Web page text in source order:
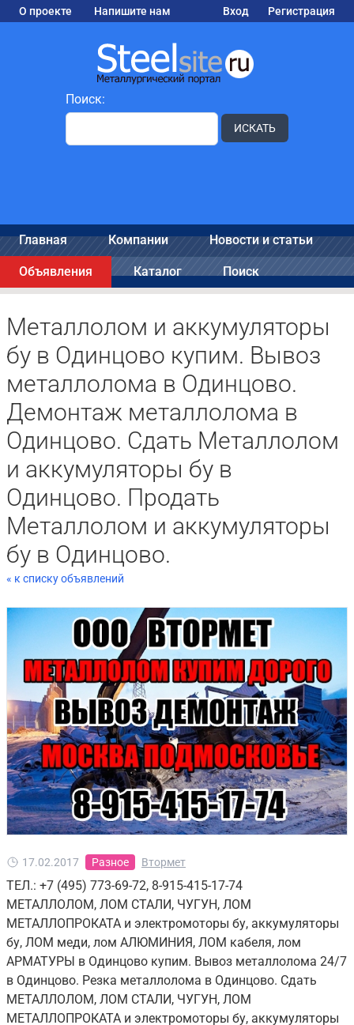
О проекте Напишите нам Вход Регистрация
Поиск:
ИСКАТЬ
Главная Компании Новости и статьи
Объявления Каталог Поиск
Металлолом и аккумуляторы
бу в Одинцово купим. Вывоз
металлолома в Одинцово.
Демонтаж металлолома в
Одинцово. Сдать Металлолом
и аккумуляторы бу в
Одинцово. Продать
Металлолом и аккумуляторы
бу в Одинцово.
« к списку объявлений
17.02.2017 Разное Втормет
ТЕЛ.: +7 (495) 773-69-72, 8-915-415-17-74
МЕТАЛЛОЛОМ, ЛОМ СТАЛИ, ЧУГУН, ЛОМ
МЕТАЛЛОПРОКАТА и электромоторы бу, аккумуляторы
бу, ЛОМ меди, лом АЛЮМИНИЯ, ЛОМ кабеля, лом
АРМАТУРЫ в Одинцово купим. Вывоз металлолома 24/7
в Одинцово. Резка металлолома в Одинцово. Сдать
МЕТАЛЛОЛОМ, ЛОМ СТАЛИ, ЧУГУН, ЛОМ
МЕТАЛЛОПРОКАТА и электромоторы бу, аккумуляторы